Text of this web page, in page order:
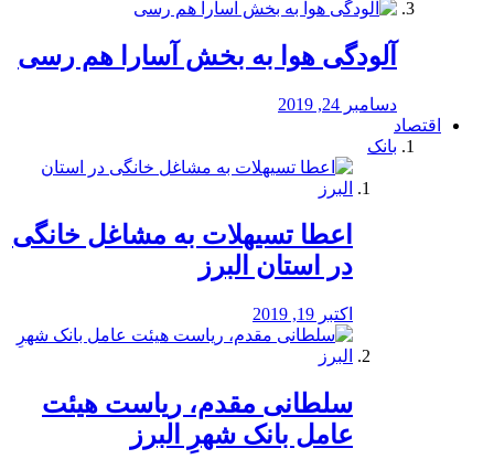
آلودگی هوا به بخش آسارا هم رسی
دسامبر 24, 2019
اقتصاد
بانک
️اعطا تسیهلات به مشاغل خانگی
در استان البرز
اکتبر 19, 2019
سلطانی مقدم، ریاست هیئت
عامل بانک شهرِ البرز